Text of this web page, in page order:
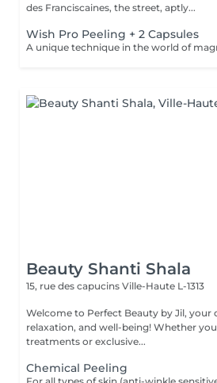
des Franciscaines, the street, aptly...
Wish Pro Peeling + 2 Capsules
Beauty Shanti Shala
15, rue des capucins Ville-Haute L-1313
Welcome to Perfect Beauty by Jil, your
relaxation, and well-being! Whether you're looking for classic
treatments or exclusive...
Chemical Peeling